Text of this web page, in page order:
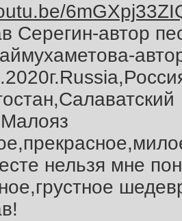
Серегин-автор
нельзя мне